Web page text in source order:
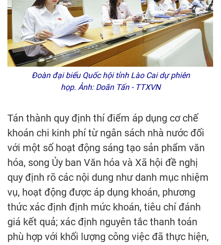
Đoàn đại biểu Quốc hội tỉnh Lào Cai dự phiên
họp. Ảnh: Doãn Tấn - TTXVN
Tán thành quy định thí điểm áp dụng cơ chế
khoán chi kinh phí từ ngân sách nhà nước đối
với một số hoạt động sáng tạo sản phẩm văn
hóa, song Ủy ban Văn hóa và Xã hội đề nghị
quy định rõ các nội dung như danh mục nhiệm
vụ, hoạt động được áp dụng khoán, phương
thức xác định định mức khoán, tiêu chí đánh
giá kết quả; xác định nguyên tắc thanh toán
phù hợp với khối lượng công việc đã thực hiện,